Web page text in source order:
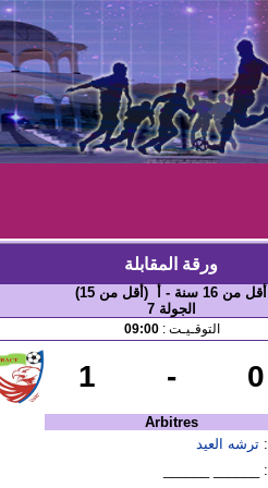
ورقة المقابلة
أقل من 16 سنة - أ (أقل من 15)
الجولة 7
التوقـيـت : 09:00
0
-
1
Arbitres
: ترشه العيد
: ______ ______